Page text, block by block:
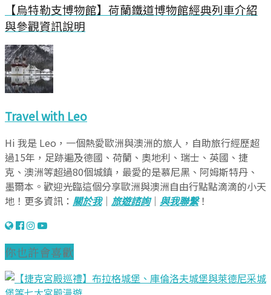
【烏特勒支博物館】荷蘭鐵道博物館經典列車介紹
與參觀資訊說明
Travel with Leo
Hi 我是 Leo，一個熱愛歐洲與澳洲的旅人，自助旅行經歷超
過15年，足跡遍及德國、荷蘭、奧地利、瑞士、英國、捷
克、澳洲等超過80個城鎮，最愛的是慕尼黑、阿姆斯特丹、
墨爾本。歡迎光臨這個分享歐洲與澳洲自由行點點滴滴的小天
地！更多資訊： 關於我｜ 旅遊諮詢｜ 與我聯繫！
你也許會喜歡